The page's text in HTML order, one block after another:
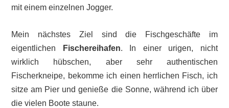
mit einem einzelnen Jogger.
Mein nächstes Ziel sind die Fischgeschäfte im
eigentlichen
Fischereihafen. In einer urigen, nicht
wirklich hübschen, aber sehr authentischen
Fischerkneipe, bekomme ich einen herrlichen Fisch, ich
sitze am Pier und genieße die Sonne, während ich über
die vielen Boote staune.